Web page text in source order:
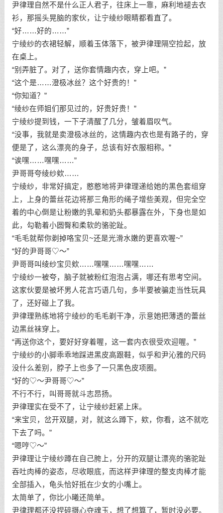
尹律理自然不是什么正人君子，往床上一靠，麻利地褪去衣
衫，那摇头晃脑的家伙，让宁绫纱眼睛都看直了。
“好……好的……”
宁绫纱的衣裙轻解，顺着玉体落下，被尹律理隔空捡起，放
在桌上。
“别弄脏了。对了，送你套情趣内衣，穿上吧。”
“这个是……澄极冰丝？这个好贵的！”
“你知道？”
“绫纱在师姐们那见过的，好贵好贵！”
宁绫纱提到钱，一下子清醒了几分，皱着眉叹气。
“没事，我就是卖澄极冰丝的，这情趣内衣也是有路子的，穿
便是了，这么漂亮的身子，总该有好衣服相称。”
“诶嘿……嘿嘿……”
尹哥哥夸绫纱欸……
宁绫纱，非常好搞定，憨憨地将尹律理递给她的黑色套组穿
上，上身的蕾丝花边将那三角形的绳子增些美观，但完全空
着的中心倒是让粉嫩的乳晕和奶头都暴露在外，下身也是如
此，勾勒着小圆臀和柔软的骆驼趾。
“毛毛就帮你剃掉咯宝贝~还是光滑水嫩的更喜欢喔~”
“好的尹哥哥♡～”
尹哥哥叫绫纱宝贝欸……嘿嘿……嘿嘿……
宁绫纱一被夸，脑子就被粉红泡泡占满，哪还有思考空间。
这家伙要是被坏男人花言巧语几句，多半要被骗走当性玩具
了，还好碰上了我。
尹律理熟练地将宁绫纱的毛毛剃干净，示意她把薄透的蕾丝
边黑丝袜穿上。
“再送你这个，要好好穿着喔，这一套内衣很受欢迎喔。”
宁绫纱的小脚乖乖地踩进黑皮高跟鞋，似乎和尹沁雅的尺码
没什么差别，脖子上也多了一只黑色皮项圈。
“好的♡～尹哥哥♡～”
不行不行，叫哥哥就斗志昂扬。
尹律理实在受不了，让宁绫纱赶紧上床。
“来宝贝，岔开双腿，对，就这么蹲下，欸，你看，这不就吃
下去了吗。”
“嗯哼♡～”
尹律理让宁绫纱蹲在自己胯上，分开的双腿让漂亮的骆驼趾
吞吐肉棒的姿态，尽收眼底，而这样尹律理的整支肉棒才能
全部插入，龟头恰好抵在少女的小嘴上。
太简单了，你比小曦还简单。
尹律理都还没捏碎摄心夺魂玉，想了想算了，暂时没必要。